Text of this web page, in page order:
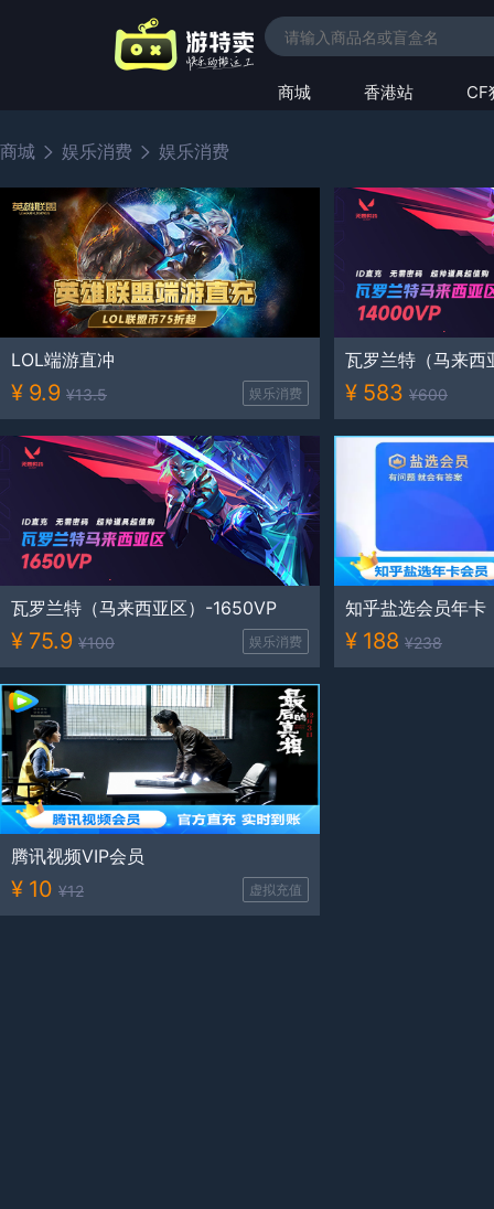
商城 香港站 CF
商城 娱乐消费 娱乐消费
LOL端游直冲
¥ 9.9 ¥13.5 娱乐消费
瓦罗兰特（马来
¥ 583 ¥600
瓦罗兰特（马来西亚区）-1650VP
¥ 75.9 ¥100 娱乐消费
知乎盐选会员年卡
¥ 188 ¥238
腾讯视频VIP会员
¥ 10 ¥12 虚拟充值